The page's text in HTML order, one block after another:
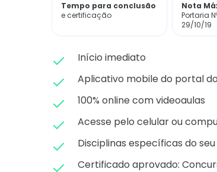
Tempo para conclusão
e certificação
Nota
Portaria
29/10/19
Início imediato
Aplicativo mobile do portal
100% online com videoaulas
Acesse pelo celular ou
Disciplinas específicas do
Certificado aprovado: C